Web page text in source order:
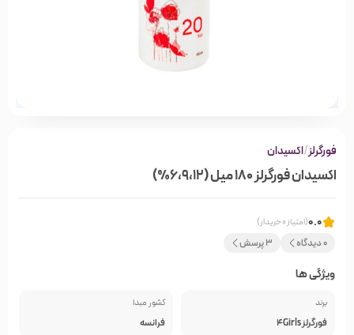
فورگرلز/اکسیدان
اکسیدان‌ فورگرلز ۱۸۰ میل (6،9،12%)
0.0(امتیاز 0 خریدار)
0 دیدگاه 3 پرسش
ویژگی ها
برند
فورگرلز 4Girls
کشور مبدا
فرانسه